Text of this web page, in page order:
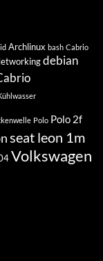
Archlinux bash Cabrio
debian
Polo Polo 2f
seat leon 1m
Volkswagen